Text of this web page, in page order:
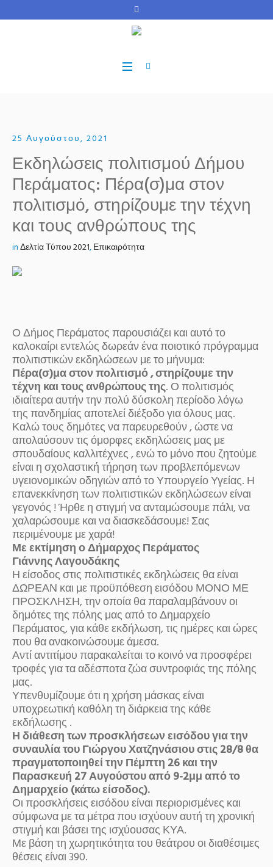
25 Αυγούστου, 2021
Εκδηλώσεις πολιτισμού Δήμου
Περάματος: Πέρα(σ)μα στον
πολιτισμό, στηρίζουμε την τέχνη
και τους ανθρώπους της
inΔελτία Τύπου 2021,Επικαιρότητα
Ο Δήμος Περάματος παρουσιάζει και αυτό το
καλοκαίρι εντελώς δωρεάν ένα ποιοτικό πρόγραμμα
πολιτιστικών εκδηλώσεων με το μήνυμα:
Πέρα(σ)μα στον πολιτισμό , στηρίζουμε την
τέχνη και τους ανθρώπους της. Ο πολιτισμός
ιδιαίτερα αυτήν την πολύ δύσκολη περίοδο λόγω
της πανδημίας αποτελεί διέξοδο για όλους μας.
Καλώ τους δημότες να παρευρεθούν , ώστε να
απολαύσουν τις όμορφες εκδηλώσεις μας με
σπουδαίους καλλιτέχνες , ενώ το μόνο που ζητούμε
είναι η σχολαστική τήρηση των προβλεπόμενων
υγειονομικών οδηγιών από το Υπουργείο Υγείας. Η
επανεκκίνηση των πολιτιστικών εκδηλώσεων είναι
γεγονός ! Ήρθε η στιγμή να ανταμώσουμε πάλι, να
χαλαρώσουμε και να διασκεδάσουμε! Σας
περιμένουμε με χαρά!
Με εκτίμηση ο Δήμαρχος Περάματος
Γιάννης Λαγουδάκης
Η είσοδος στις πολιτιστικές εκδηλώσεις θα είναι
ΔΩΡΕΑΝ και με προϋπόθεση εισόδου ΜΟΝΟ ΜΕ
ΠΡΟΣΚΛΗΣΗ, την οποία θα παραλαμβάνουν οι
δημότες της πόλης μας από το Δημαρχείο
Περάματος, για κάθε εκδήλωση, τις ημέρες και ώρες
που θα ανακοινώσουμε άμεσα.
Αντί αντιτίμου παρακαλείται το κοινό να προσφέρει
τροφές για τα αδέσποτα ζώα συντροφιάς της πόλης
μας.
Υπενθυμίζουμε ότι η χρήση μάσκας είναι
υποχρεωτική καθόλη τη διάρκεια της κάθε
εκδήλωσης .
Η διάθεση των προσκλήσεων εισόδου για την
συναυλία του Γιώργου Χατζηνάσιου στις 28/8 θα
πραγματοποιηθεί την Πέμπτη 26 και την
Παρασκευή 27 Αυγούστου από 9-2μμ από το
Δημαρχείο (κάτω είσοδος).
Οι προσκλήσεις εισόδου είναι περιορισμένες και
σύμφωνα με τα μέτρα που ισχύουν αυτή τη χρονική
στιγμή και βάσει της ισχύουσας ΚΥΑ.
Με βάση τη χωρητικότητα του θεάτρου οι διαθέσιμες
θέσεις είναι 390.